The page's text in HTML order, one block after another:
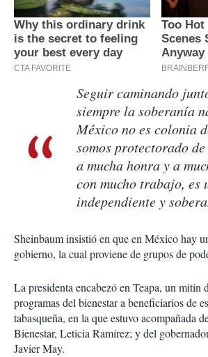
Seguir caminando
siempre la soberanía
México no es colonia
somos protectorado
a mucha honra y a
con mucho trabajo, es
independiente y
Sheinbaum insistió en que en México hay
gobierno, la cual proviene de grupos de
La presidenta encabezó en Teapa, un mitin
programas del bienestar a beneficiarios de
tabasqueña, en la que estuvo acompañada
Bienestar, Leticia Ramírez; y del
Javier May.